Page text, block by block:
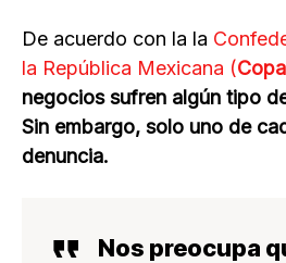
De acuerdo con la la
la República Mexicana (
negocios sufren algún tipo
Sin embargo, solo uno de
denuncia.
Nos preocupa